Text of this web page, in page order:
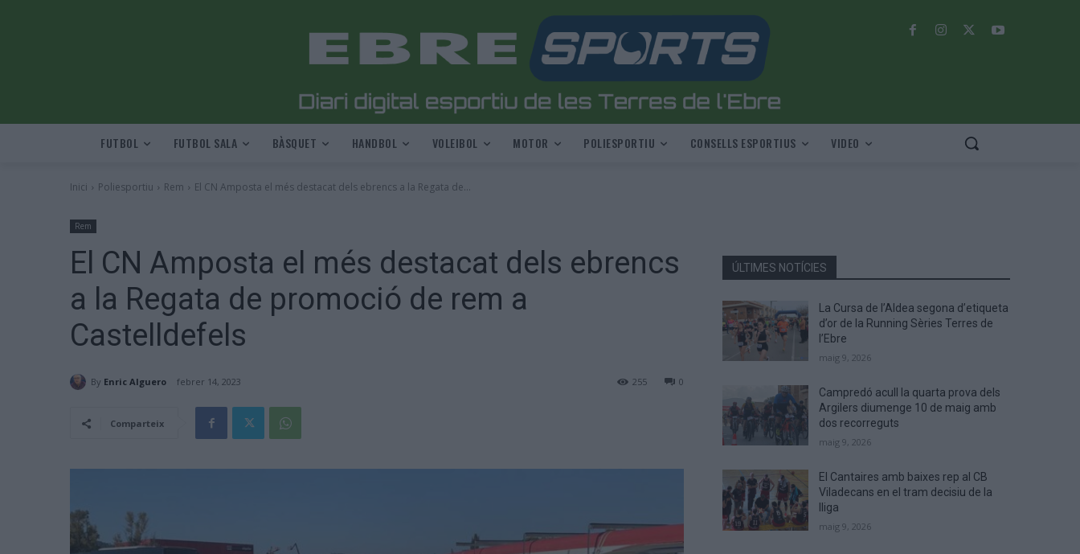
FUTBOL FUTBOL SALA BÀSQUET HANDBOL VOLEIBOL MOTOR POLIESPORTIU CONSELLS ESPORTIUS VIDEO
Inici Poliesportiu Rem El CN Amposta el més destacat dels ebrencs a la Regata de...
Rem
El CN Amposta el més destacat dels ebrencs
a la Regata de promoció de rem a
Castelldefels
By Enric Alguero febrer 14, 2023 0
255
Comparteix
ÚLTIMES NOTÍCIES
La Cursa de l’Aldea segona d’etiqueta
d’or de la Running Sèries Terres de
l’Ebre
maig 9, 2026
Campredó acull la quarta prova dels
Argilers diumenge 10 de maig amb
dos recorreguts
maig 9, 2026
El Cantaires amb baixes rep al CB
Viladecans en el tram decisiu de la
lliga
maig 9, 2026